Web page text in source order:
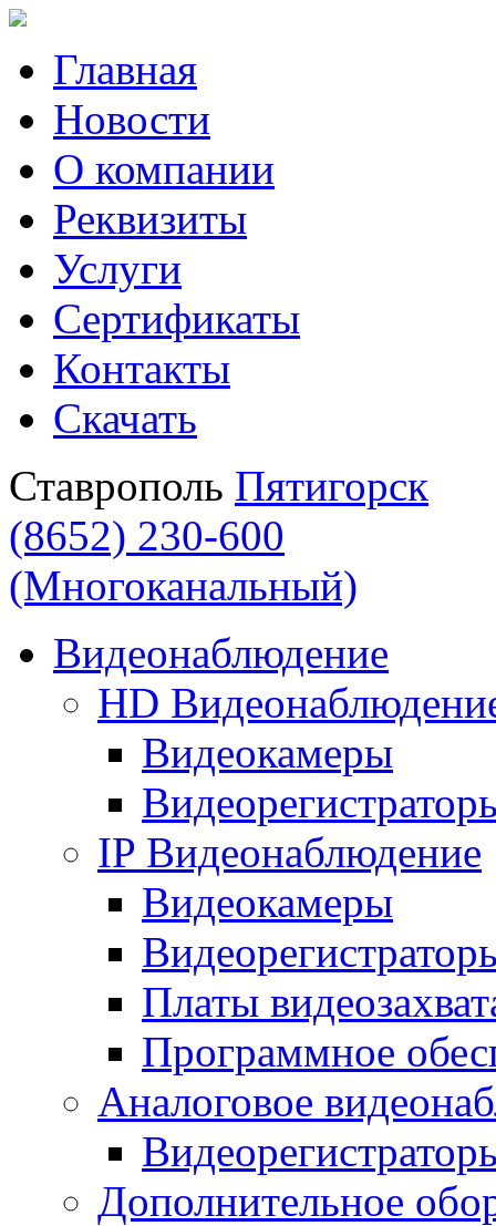
Главная
Новости
О компании
Реквизиты
Услуги
Сертификаты
Контакты
Скачать
Ставрополь Пятигорск
(8652) 230-600
(Многоканальный)
Видеонаблюдение
HD
Видеокамеры
IP Видеонаблюдение
Видеокамеры
Платы
Программное
Аналоговое
Дополнительное